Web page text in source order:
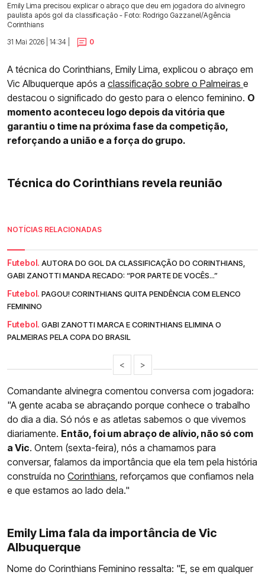
Emily Lima precisou explicar o abraço que deu em jogadora do alvinegro
paulista após gol da classificação - Foto: Rodrigo Gazzanel/Agência
Corinthians
31 Mai 2026 | 14:34 |
0
A técnica do Corinthians, Emily Lima, explicou o abraço em
Vic Albuquerque após a classificação sobre o Palmeiras e
destacou o significado do gesto para o elenco feminino. O
momento aconteceu logo depois da vitória que
garantiu o time na próxima fase da competição,
reforçando a união e a força do grupo.
Técnica do Corinthians revela reunião
NOTÍCIAS RELACIONADAS
Futebol. AUTORA DO GOL DA CLASSIFICAÇÃO DO CORINTHIANS,
GABI ZANOTTI MANDA RECADO: “POR PARTE DE VOCÊS...”
Futebol. PAGOU! CORINTHIANS QUITA PENDÊNCIA COM ELENCO
FEMININO
Futebol. GABI ZANOTTI MARCA E CORINTHIANS ELIMINA O
PALMEIRAS PELA COPA DO BRASIL
< >
Comandante alvinegra comentou conversa com jogadora:
"A gente acaba se abraçando porque conhece o trabalho
do dia a dia. Só nós e as atletas sabemos o que vivemos
diariamente. Então, foi um abraço de alívio, não só com
a Vic. Ontem (sexta-feira), nós a chamamos para
conversar, falamos da importância que ela tem pela história
construída no Corinthians , reforçamos que confiamos nela
e que estamos ao lado dela."
Emily Lima fala da importância de Vic
Albuquerque
Nome do Corinthians Feminino ressalta: "E, se em qualquer